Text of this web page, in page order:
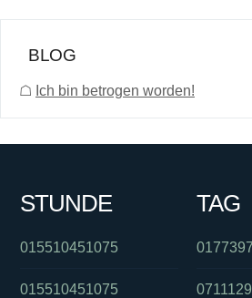
BLOG
☖ Ich bin betrogen worden!
STUNDE
015510451075
015510451075
TAG